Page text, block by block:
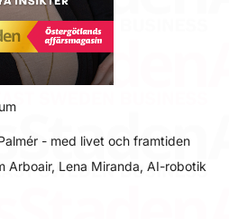
- med livet och framtiden
Arboair, Lena Miranda, AI-robotik